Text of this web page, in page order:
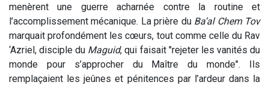
menèrent une guerre acharnée contre la routine et
l’accomplissement mécanique. La prière du Ba’al Chem Tov
marquait profondément les cœurs, tout comme celle du Rav
‘Azriel, disciple du Maguid, qui faisait "rejeter les vanités du
monde pour s’approcher du Maître du monde". Ils
remplaçaient les jeûnes et pénitences par l’ardeur dans la